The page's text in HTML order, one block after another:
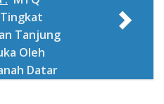
Tanjung
Oleh
Datar